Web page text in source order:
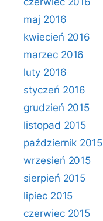
maj 2016
kwiecień 2016
marzec 2016
luty 2016
styczeń 2016
grudzień 2015
listopad 2015
październik 2015
wrzesień 2015
sierpień 2015
lipiec 2015
czerwiec 2015